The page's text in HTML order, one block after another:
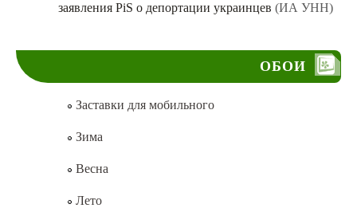
заявления PiS о депортации украинцев (ИА УНН)
ОБОИ
Заставки для мобильного
Зима
Весна
Лето